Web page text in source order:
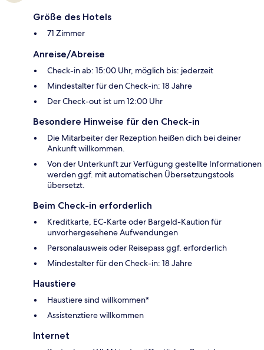
Größe des Hotels
71 Zimmer
Anreise/Abreise
Check-in ab: 15:00 Uhr, möglich bis: jederzeit
Mindestalter für den Check-in: 18 Jahre
Der Check-out ist um 12:00 Uhr
Besondere Hinweise für den Check-in
Die Mitarbeiter der Rezeption heißen dich bei deiner
Ankunft willkommen.
Von der Unterkunft zur Verfügung gestellte Informationen
werden ggf. mit automatischen Übersetzungstools
übersetzt.
Beim Check-in erforderlich
Kreditkarte, EC-Karte oder Bargeld-Kaution für
unvorhergesehene Aufwendungen
Personalausweis oder Reisepass ggf. erforderlich
Mindestalter für den Check-in: 18 Jahre
Haustiere
Haustiere sind willkommen*
Assistenztiere willkommen
Internet